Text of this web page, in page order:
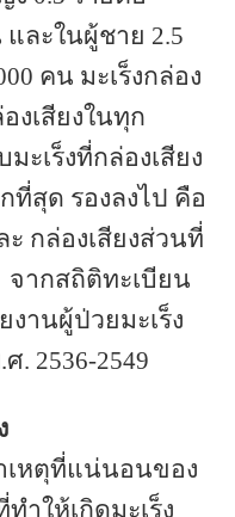
และในผู้ชาย 2.5
คน มะเร็งกล่อง
งเสียงในทุก
ะเร็งที่กล่องเสียง
ที่สุด รองลงไป คือ
ะ กล่องเสียงส่วนที่
จากสถิติทะเบียน
งานผู้ป่วยมะเร็ง
. 2536-2549
เหตุที่แน่นอนของ
ำให้เกิดมะเร็ง